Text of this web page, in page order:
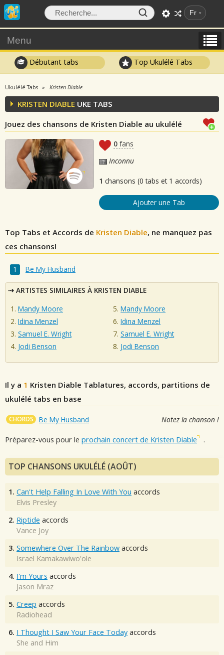
Fr
Menu
Débutant tabs Top Ukulélé Tabs
Ukulélé Tabs Kristen Diable
KRISTEN DIABLE UKE TABS
Jouez des chansons de Kristen Diable au ukulélé
0 fans
Inconnu
1 chansons (0 tabs et 1 accords)
Ajouter une Tab
Top Tabs et Accords de Kristen Diable, ne manquez pas
ces chansons!
Be My Husband
ARTISTES SIMILAIRES À KRISTEN DIABLE
Mandy Moore
Idina Menzel
Samuel E. Wright
Jodi Benson
Mandy Moore
Idina Menzel
Samuel E. Wright
Jodi Benson
Il y a 1 Kristen Diable Tablatures, accords, partitions de
ukulélé tabs en base
CHORDS Be My Husband Notez la chanson !
Préparez-vous pour le prochain concert de Kristen Diable .
TOP CHANSONS UKULÉLÉ (AOÛT)
1. Can't Help Falling In Love With You accords
Elvis Presley
2. Riptide accords
Vance Joy
3. Somewhere Over The Rainbow accords
Israel Kamakawiwo'ole
4. I'm Yours accords
Jason Mraz
5. Creep accords
Radiohead
6. I Thought I Saw Your Face Today accords
She and Him